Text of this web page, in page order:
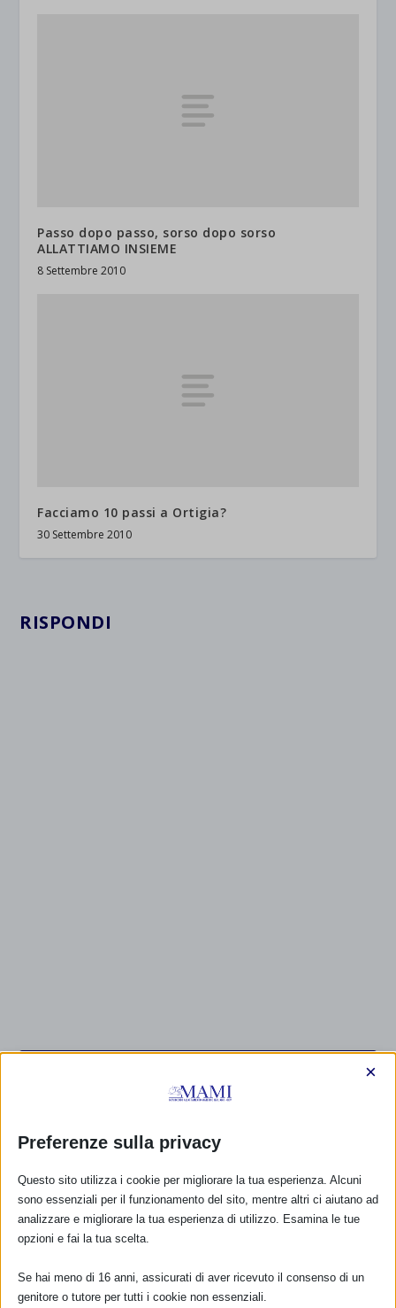
Passo dopo passo, sorso dopo sorso
ALLATTIAMO INSIEME
8 Settembre 2010
Facciamo 10 passi a Ortigia?
30 Settembre 2010
RISPONDI
FARMACI IN ALLATTAMENTO E
GRAVIDANZA
NUMERO VERDE GRATUITO
Preferenze sulla privacy
×
Questo sito utilizza i cookie per migliorare la tua esperienza. Alcuni
sono essenziali per il funzionamento del sito, mentre altri ci aiutano ad
analizzare e migliorare la tua esperienza di utilizzo. Esamina le tue
opzioni e fai la tua scelta.
Se hai meno di 16 anni, assicurati di aver ricevuto il consenso di un
genitore o tutore per tutti i cookie non essenziali.